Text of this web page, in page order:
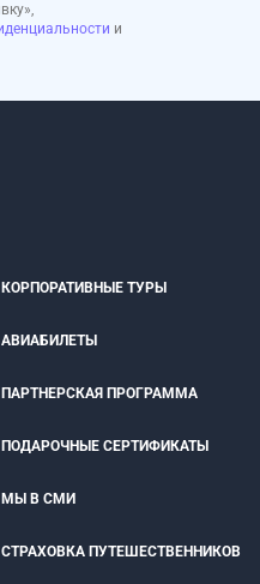
и
КОРПОРАТИВНЫЕ ТУРЫ
АВИАБИЛЕТЫ
ПАРТНЕРСКАЯ ПРОГРАММА
ПОДАРОЧНЫЕ СЕРТИФИКАТЫ
МЫ В СМИ
СТРАХОВКА ПУТЕШЕСТВЕННИКОВ